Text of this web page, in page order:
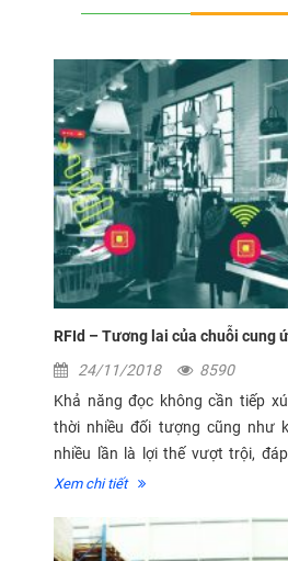
RFId – Tương lai của chuỗi cung
24/11/2018
8590
Khả năng đọc không cần tiếp
thời nhiều đối tượng cũng như
nhiều lần là lợi thế vượt trội,
phần thúc đẩy phát triển của hệ
Xem chi tiết